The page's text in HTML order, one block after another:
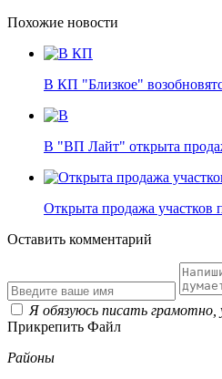
Похожие новости
В КП "Близкое"
В "ВП Лайт" открыта
Открыта продажа
Оставить комментарий
Я обязуюсь писать
Прикрепить Файл
Районы